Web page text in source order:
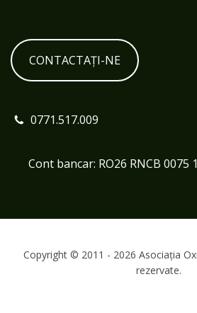
CONTACTAȚI-NE
0771.517.009
Cont bancar: RO26 RNCB 0075
Copyright © 2011 - 2026 Asociația
rezervate.